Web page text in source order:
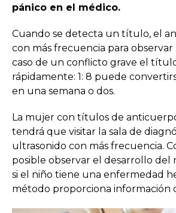
pánico en el médico.
Cuando se detecta un título, el
con más frecuencia para observar
caso de un conflicto grave el
rápidamente: 1: 8 puede
en una semana o dos.
La mujer con títulos de
tendrá que visitar la sala de
ultrasonido con más frecuencia.
posible observar el desarrollo del
si el niño tiene una enfermedad
método proporciona información